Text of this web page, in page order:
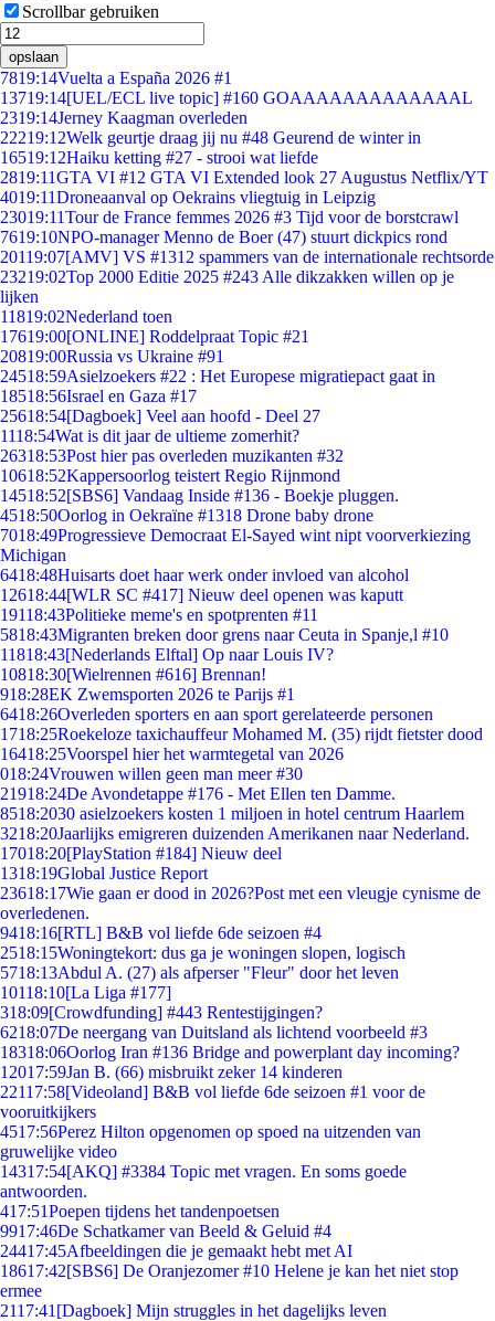
Scrollbar gebruiken
opslaan
7819:14Vuelta a España 2026 #1
13719:14[UEL/ECL live topic] #160 GOAAAAAAAAAAAAAL
2319:14Jerney Kaagman overleden
22219:12Welk geurtje draag jij nu #48 Geurend de winter in
16519:12Haiku ketting #27 - strooi wat liefde
2819:11GTA VI #12 GTA VI Extended look 27 Augustus Netflix/YT
4019:11Droneaanval op Oekrains vliegtuig in Leipzig
23019:11Tour de France femmes 2026 #3 Tijd voor de borstcrawl
7619:10NPO-manager Menno de Boer (47) stuurt dickpics rond
20119:07[AMV] VS #1312 spammers van de internationale rechtsorde
23219:02Top 2000 Editie 2025 #243 Alle dikzakken willen op je
lijken
11819:02Nederland toen
17619:00[ONLINE] Roddelpraat Topic #21
20819:00Russia vs Ukraine #91
24518:59Asielzoekers #22 : Het Europese migratiepact gaat in
18518:56Israel en Gaza #17
25618:54[Dagboek] Veel aan hoofd - Deel 27
1118:54Wat is dit jaar de ultieme zomerhit?
26318:53Post hier pas overleden muzikanten #32
10618:52Kappersoorlog teistert Regio Rijnmond
14518:52[SBS6] Vandaag Inside #136 - Boekje pluggen.
4518:50Oorlog in Oekraïne #1318 Drone baby drone
7018:49Progressieve Democraat El-Sayed wint nipt voorverkiezing
Michigan
6418:48Huisarts doet haar werk onder invloed van alcohol
12618:44[WLR SC #417] Nieuw deel openen was kaputt
19118:43Politieke meme's en spotprenten #11
5818:43Migranten breken door grens naar Ceuta in Spanje,l #10
11818:43[Nederlands Elftal] Op naar Louis IV?
10818:30[Wielrennen #616] Brennan!
918:28EK Zwemsporten 2026 te Parijs #1
6418:26Overleden sporters en aan sport gerelateerde personen
1718:25Roekeloze taxichauffeur Mohamed M. (35) rijdt fietster dood
16418:25Voorspel hier het warmtegetal van 2026
018:24Vrouwen willen geen man meer #30
21918:24De Avondetappe #176 - Met Ellen ten Damme.
8518:2030 asielzoekers kosten 1 miljoen in hotel centrum Haarlem
3218:20Jaarlijks emigreren duizenden Amerikanen naar Nederland.
17018:20[PlayStation #184] Nieuw deel
1318:19Global Justice Report
23618:17Wie gaan er dood in 2026?Post met een vleugje cynisme de
overledenen.
9418:16[RTL] B&B vol liefde 6de seizoen #4
2518:15Woningtekort: dus ga je woningen slopen, logisch
5718:13Abdul A. (27) als afperser "Fleur" door het leven
10118:10[La Liga #177]
318:09[Crowdfunding] #443 Rentestijgingen?
6218:07De neergang van Duitsland als lichtend voorbeeld #3
18318:06Oorlog Iran #136 Bridge and powerplant day incoming?
12017:59Jan B. (66) misbruikt zeker 14 kinderen
22117:58[Videoland] B&B vol liefde 6de seizoen #1 voor de
vooruitkijkers
4517:56Perez Hilton opgenomen op spoed na uitzenden van
gruwelijke video
14317:54[AKQ] #3384 Topic met vragen. En soms goede
antwoorden.
417:51Poepen tijdens het tandenpoetsen
9917:46De Schatkamer van Beeld & Geluid #4
24417:45Afbeeldingen die je gemaakt hebt met AI
18617:42[SBS6] De Oranjezomer #10 Helene je kan het niet stop
ermee
2117:41 [Dagboek] Mijn struggles in het dagelijks leven